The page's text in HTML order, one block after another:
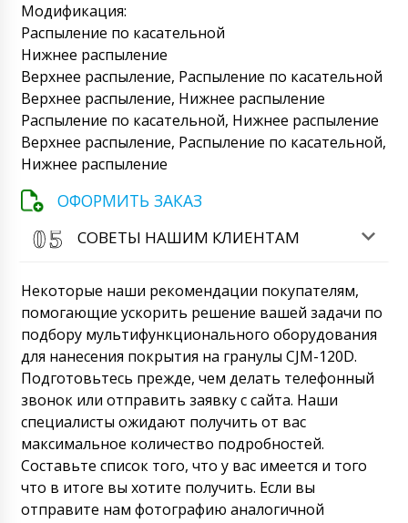
Модификация:
Распыление по касательной
Нижнее распыление
Верхнее распыление, Распыление по касательной
Верхнее распыление, Нижнее распыление
Распыление по касательной, Нижнее распыление
Верхнее распыление, Распыление по касательной,
Нижнее распыление
ОФОРМИТЬ ЗАКАЗ
СОВЕТЫ НАШИМ КЛИЕНТАМ
Некоторые наши рекомендации покупателям,
помогающие ускорить решение вашей задачи по
подбору мультифункционального оборудования
для нанесения покрытия на гранулы CJM-120D.
Подготовьтесь прежде, чем делать телефонный
звонок или отправить заявку с сайта. Наши
специалисты ожидают получить от вас
максимальное количество подробностей.
Составьте список того, что у вас имеется и того
что в итоге вы хотите получить. Если вы
отправите нам фотографию аналогичной
Роман Цибульский
Ирина, здравствуйте! Оригиналы
Нижний Тагил завтра до 18:30. Просим
выслать подписанные экземпляры в наш
адрес.
09/08/2026 10:08
София
Мы отправили на почту info@minipress.ru
фотографии поврежденного ящика с
мембран марки FG-08. Перезвоните
Добрый день, София! Повреждение
упаковки , к сожалению, частая практика
при перевозках. Просим вас аккуратно
распаковать груз, и отправить нам серию
фотографий. Посмотрим и примем меры.
09/08/2026 10:19
В Невинномысск счетчик таблеток и капсул
ITA-01, роторный таблеточный пресс RZ-9
и ручная капсулонаполняющая машинка.
Помогите когда получим ?
09/08/2026 10:28